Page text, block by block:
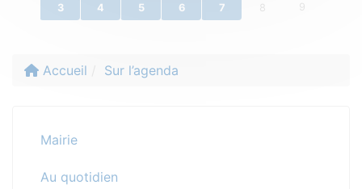
3 4 5 6 7 8 9
Accueil Sur l’agenda
Mairie
Au quotidien